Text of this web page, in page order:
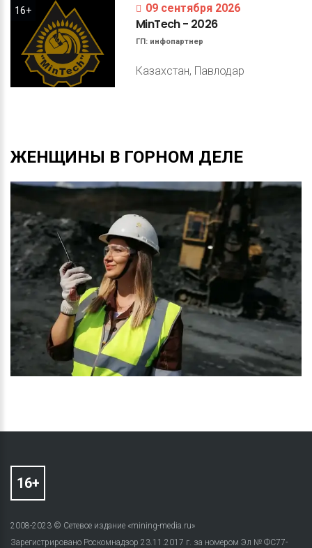
16+ 09 сентября 2026
MinTech- 2026
ГП: инфопартнер
Казахстан, Павлодар
ЖЕНЩИНЫ В ГОРНОМ ДЕЛЕ
2008-2023 © Сетевое издание «mining-media.ru»
Зарегистрировано Роскомнадзор 23.11.2017 г. за номером Эл № ФС77-